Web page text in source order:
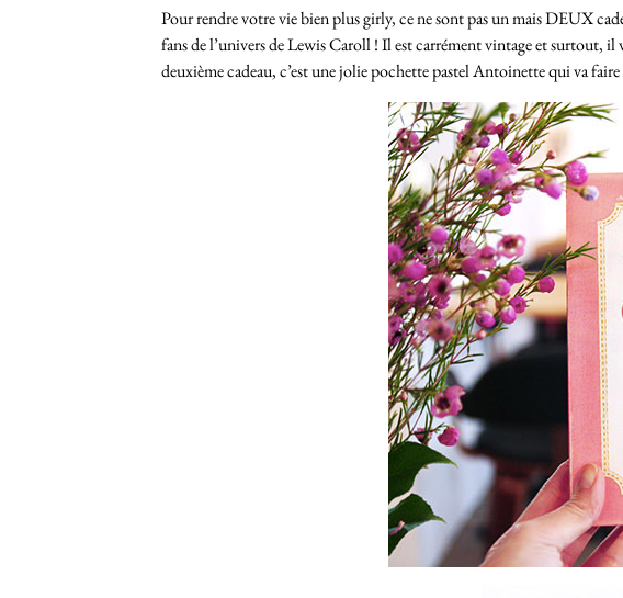
Pour rendre votre vie bien plus girly, ce ne sont pas un mais DEUX
fans de l’univers de Lewis Caroll ! Il est carrément vintage et surtout, il
deuxième cadeau, c’est une jolie pochette pastel Antoinette qui va